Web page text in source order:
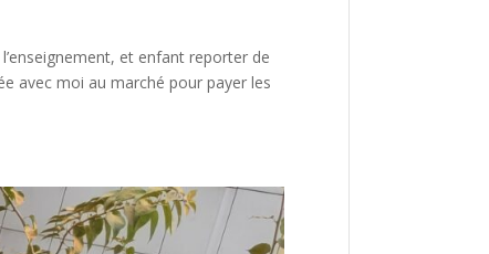
et enfant reporter de
avec moi au marché pour payer les